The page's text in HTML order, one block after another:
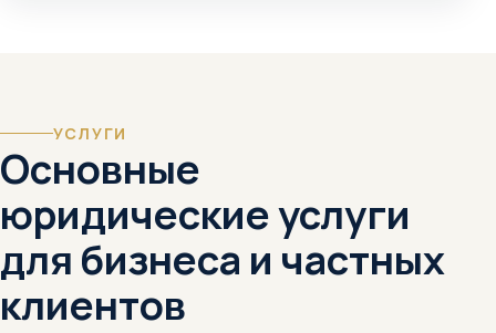
УСЛУГИ
Основные
юридические услуги
для бизнеса и частных
клиентов